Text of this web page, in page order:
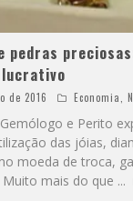
pedras
de 2016 Economia,
e Perito
das jóias,
moeda de troca,
mais do que ...